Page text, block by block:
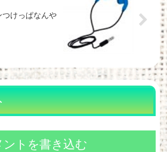
けっぱなんや
ントを書き込む